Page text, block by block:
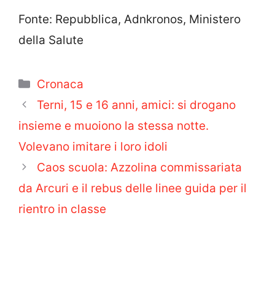
Fonte: Repubblica, Adnkronos, Ministero
della Salute
Categorie
Cronaca
Terni, 15 e 16 anni, amici: si drogano
insieme e muoiono la stessa notte.
Volevano imitare i loro idoli
Caos scuola: Azzolina commissariata
da Arcuri e il rebus delle linee guida per il
rientro in classe